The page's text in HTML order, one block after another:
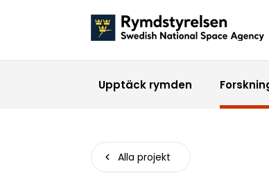
Upptäck rymden
Alla projekt